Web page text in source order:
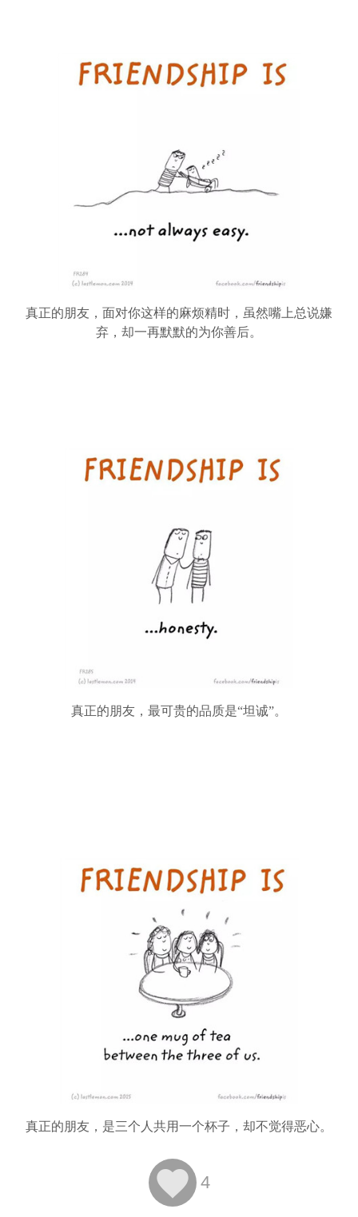
真正的朋友，面对你这样的麻烦精时，虽然嘴上总说嫌
弃，却一再默默的为你善后。
真正的朋友，最可贵的品质是“坦诚”。
真正的朋友，是三个人共用一个杯子，却不觉得恶心。
 4